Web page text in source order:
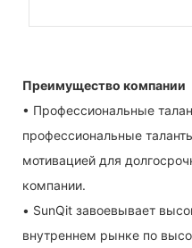
Преимущество компании
• Профессиональные
профессиональные
мотивацией для
компании.
• SunQit завоевывает
внутреннем рынке по